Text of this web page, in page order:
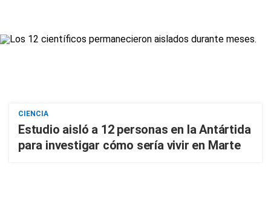
CIENCIA
Estudio aisló a 12 personas en la Antártida
para investigar cómo sería vivir en Marte